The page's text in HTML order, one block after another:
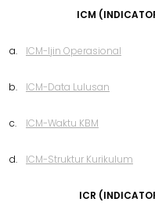
ICM
a. ICM-Ijin Operasional
b. ICM-Data Lulusan
c. ICM-Waktu KBM
d. ICM-Struktur Kurikulum
ICR